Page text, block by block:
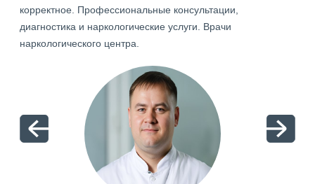
корректное. Профессиональные консультации,
диагностика и наркологические услуги. Врачи
наркологического центра.